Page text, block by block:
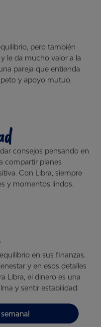
pero también
le da mucho valor a la
pareja que entienda
y apoyo mutuo.
consejos pensando en
compartir planes
Con Libra, siempre
y momentos lindos.
en sus finanzas.
y en esos detalles
Libra, el dinero es una
y sentir estabilidad.